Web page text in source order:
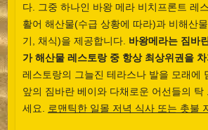
다. 그중 하나인 바왕 메라 비치프론트 레
활어 해산물(수급 상황에 따라)과 비해산
기, 채식)을 제공합니다. 바왕메라는 짐바
가 해산물 레스토랑 중 항상 최상위권을
레스토랑의 그늘진 테라스나 발을 모래에
앞의 짐바란 베이와 다채로운 어선들의 탁
세요.
로맨틱한 일몰 저녁 식사 또는 촛불